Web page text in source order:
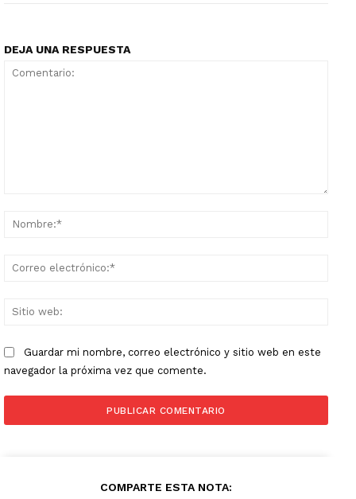
DEJA UNA RESPUESTA
Guardar mi nombre, correo electrónico y sitio web en este
navegador la próxima vez que comente.
COMPARTE ESTA NOTA: